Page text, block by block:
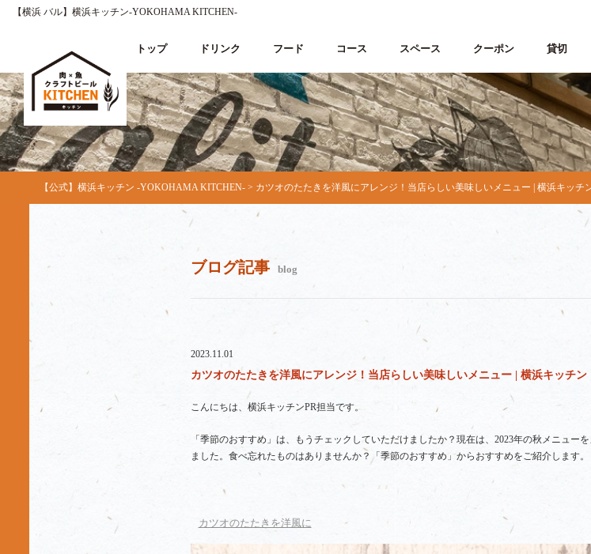
【横浜 バル】横浜キッチン-YOKOHAMA KITCHEN-
トップ ドリンク フード コース スペース クーポン 貸切
【公式】横浜キッチン -YOKOHAMA KITCHEN- > カツオのたたきを洋風にアレンジ！当店らしい美味しいメニュー | 横浜キッチ
ブログ記事 blog
2023.11.01
カツオのたたきを洋風にアレンジ！当店らしい美味しいメニュー | 横浜キッチン
こんにちは、横浜キッチンPR担当です。
「季節のおすすめ」は、もうチェックしていただけましたか？現在は、2023年の秋メニュ
ました。食べ忘れたものはありませんか？「季節のおすすめ」からおすすめをご紹介します。
カツオのたたきを洋風に